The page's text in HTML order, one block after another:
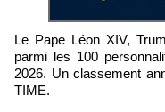
Le Pape Léon XIV, Trump, Xi Jinping..., Aliko Dangote figure
parmi les 100
2026. Un classement
TIME.